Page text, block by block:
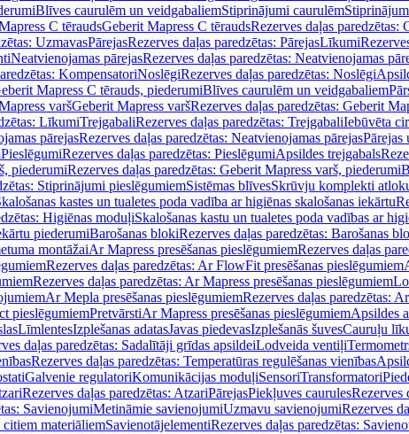
Blīves caurulēm un veidgabaliemStiprinājumi caurulēm
C tēraudsGeberit Mapress C tēraudsRezerves daļas paredzētas:
UzmavasPārejasRezerves daļas paredzētas: PārejasLīkumi
Neatvienojamas pārejasRezerves daļas paredzētas: Neatvienojamas
KompensatoriNoslēgiRezerves daļas paredzētas: Noslēgi
Mapress C tērauds, piederumiBlīves caurulēm un veidgabaliem
varšGeberit Mapress varšRezerves daļas paredzētas: Geberit
LīkumiTrejgabaliRezerves daļas paredzētas: TrejgabaliIebūvēta
pārejasRezerves daļas paredzētas: Neatvienojamas pārejasPārejas
PieslēgumiRezerves daļas paredzētas: PieslēgumiApsildes trejgabals
piederumiRezerves daļas paredzētas: Geberit Mapress varš, piederumi
Stiprinājumi pieslēgumiemSistēmas blīvesSkrūvju komplekti
kastes un tualetes poda vadība ar higiēnas skalošanas iekārtu
Higiēnas moduļiSkalošanas kastu un tualetes poda vadības ar
piederumiBarošanas blokiRezerves daļas paredzētas: Barošanas
montāžaiAr Mapress presēšanas pieslēgumiemRezerves daļas
Rezerves daļas paredzētas: Ar FlowFit presēšanas pieslēgumiem
Rezerves daļas paredzētas: Ar Mapress presēšanas pieslēgumiem
Ar Mepla presēšanas pieslēgumiemRezerves daļas paredzētas:
pieslēgumiemPretvārstiAr Mapress presēšanas pieslēgumiemApsildes
LīmlentesIzplešanas adatasJavas piedevasIzplešanās šuvesCauruļu
daļas paredzētas: Sadalītāji grīdas apsildeiLodveida ventiļi
Rezerves daļas paredzētas: Temperatūras regulēšanas vienības
Galvenie regulatoriKomunikācijas moduļiSensoriTransformatori
Rezerves daļas paredzētas: AtzariPārejasPiekļuves caurulesRezerves
SavienojumiMetināmie savienojumiUzmavu savienojumiRezerves
citiem materiāliemSavienotājelementiRezerves daļas paredzētas: